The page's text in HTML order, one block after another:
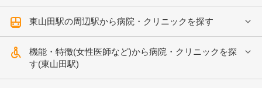
東山田駅の周辺駅から病院・クリニックを探す
機能・特徴(女性医師など)から病院・クリニックを探
す(東山田駅)